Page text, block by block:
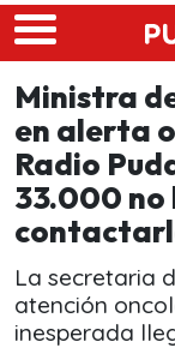
Skip to main content
Ministra
en alerta
Radio
33.000 no
La secretaria
atención
inesperada